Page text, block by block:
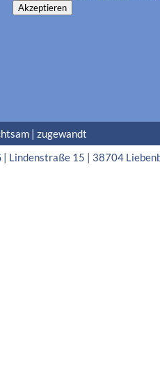
Akzeptieren
| zugewandt
Lindenstraße 15 | 38704